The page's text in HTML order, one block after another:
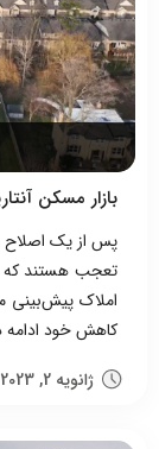
بازار مسکن
تعجب هستند که
کاهش خود ادامه
ژانویه 2, 2023